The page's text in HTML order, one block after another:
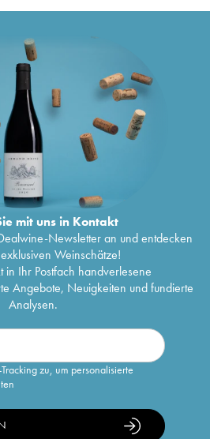
mit uns in Kontakt
Newsletter an und entdecken
Weinschätze!
in Ihr Postfach handverlesene
Angebote, Neuigkeiten und fundierte
Analysen.
zu, um personalisierte